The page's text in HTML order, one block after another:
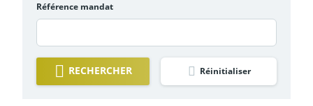
Référence mandat
RECHERCHER Réinitialiser